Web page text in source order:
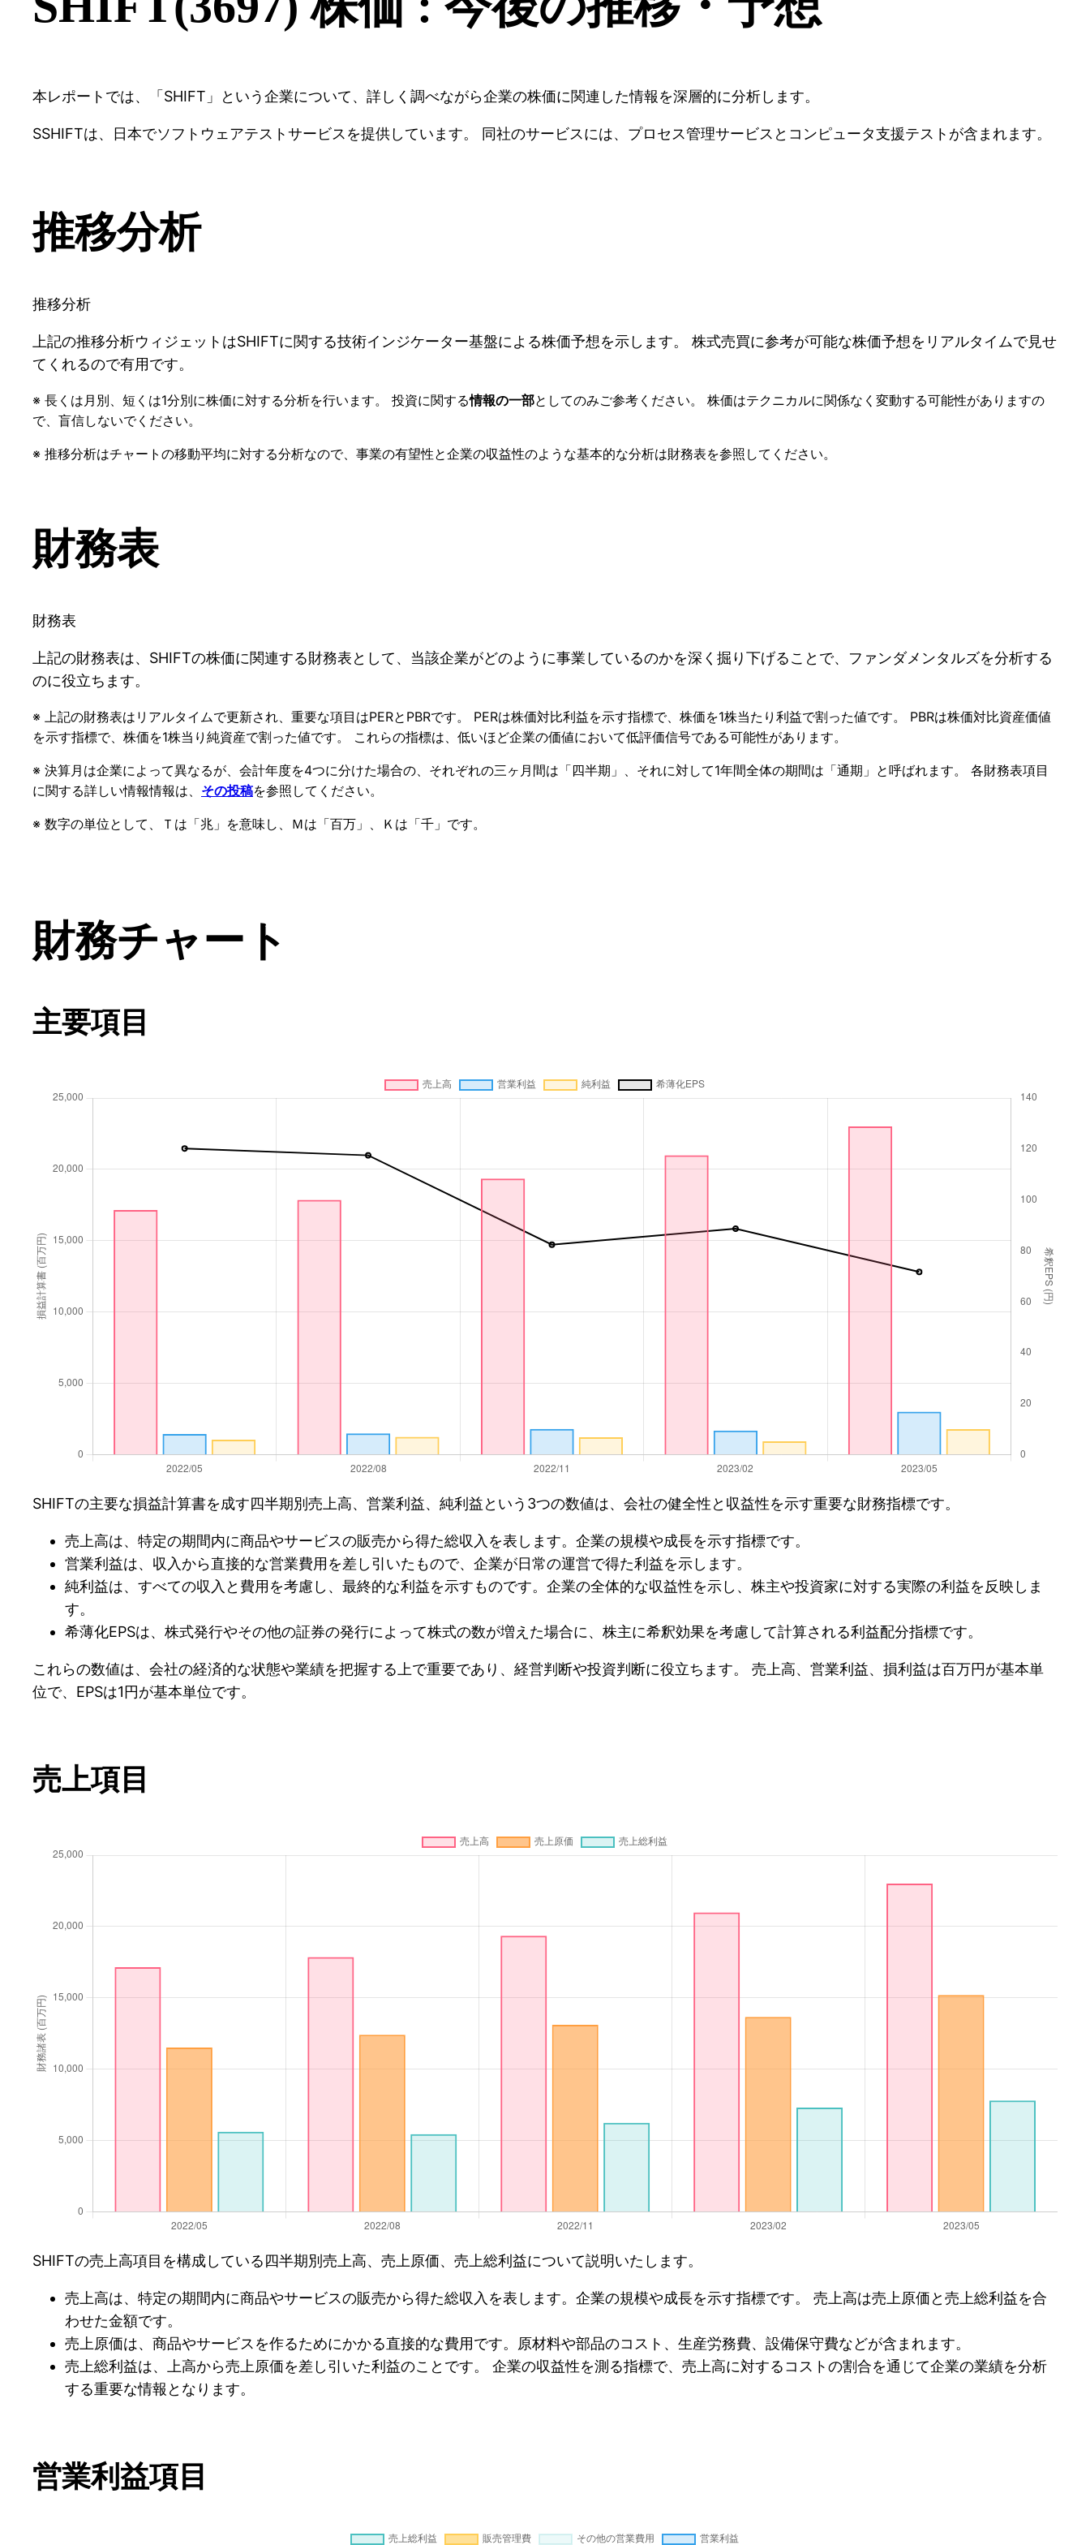
本レポートでは、「SHIFT」という企業について、詳しく調べながら企業の株価に関連した情報を深層的に分析します。
SSHIFTは、日本でソフトウェアテストサービスを提供しています。 同社のサービスには、プロセス管理サービスとコンピュータ支援テストが含まれます。
推移分析
推移分析
上記の推移分析ウィジェットはSHIFTに関する技術インジケーター基盤による株価予想を示します。 株式売買に参考が可能な株価予想をリアルタイムで見せ
てくれるので有用です。
※ 長くは月別、短くは1分別に株価に対する分析を行います。 投資に関する情報の一部としてのみご参考ください。 株価はテクニカルに関係なく変動する可能性がありますの
で、盲信しないでください。
※ 推移分析はチャートの移動平均に対する分析なので、事業の有望性と企業の収益性のような基本的な分析は財務表を参照してください。
財務表
財務表
上記の財務表は、SHIFTの株価に関連する財務表として、当該企業がどのように事業しているのかを深く掘り下げることで、ファンダメンタルズを分析する
のに役立ちます。
※ 上記の財務表はリアルタイムで更新され、重要な項目はPERとPBRです。 PERは株価対比利益を示す指標で、株価を1株当たり利益で割った値です。 PBRは株価対比資産価値
を示す指標で、株価を1株当り純資産で割った値です。 これらの指標は、低いほど企業の価値において低評価信号である可能性があります。
※ 決算月は企業によって異なるが、会計年度を4つに分けた場合の、それぞれの三ヶ月間は「四半期」、それに対して1年間全体の期間は「通期」と呼ばれます。 各財務表項目
に関する詳しい情報情報は、
その投稿を参照してください。
※ 数字の単位として、Ｔは「兆」を意味し、Ｍは「百万」、Ｋは「千」です。
財務チャート
主要項目
SHIFTの主要な損益計算書を成す四半期別売上高、営業利益、純利益という3つの数値は、会社の健全性と収益性を示す重要な財務指標です。
売上高は、特定の期間内に商品やサービスの販売から得た総収入を表します。企業の規模や成長を示す指標です。
営業利益は、収入から直接的な営業費用を差し引いたもので、企業が日常の運営で得た利益を示します。
純利益は、すべての収入と費用を考慮し、最終的な利益を示すものです。企業の全体的な収益性を示し、株主や投資家に対する実際の利益を反映しま
す。
希薄化EPSは、株式発行やその他の証券の発行によって株式の数が増えた場合に、株主に希釈効果を考慮して計算される利益配分指標です。
これらの数値は、会社の経済的な状態や業績を把握する上で重要であり、経営判断や投資判断に役立ちます。 売上高、営業利益、損利益は百万円が基本単
位で、EPSは1円が基本単位です。
売上項目
SHIFTの売上高項目を構成している四半期別売上高、売上原価、売上総利益について説明いたします。
売上高は、特定の期間内に商品やサービスの販売から得た総収入を表します。企業の規模や成長を示す指標です。 売上高は売上原価と売上総利益を合
わせた金額です。
売上原価は、商品やサービスを作るためにかかる直接的な費用です。原材料や部品のコスト、生産労務費、設備保守費などが含まれます。
売上総利益は、上高から売上原価を差し引いた利益のことです。 企業の収益性を測る指標で、売上高に対するコストの割合を通じて企業の業績を分析
する重要な情報となります。
営業利益項目